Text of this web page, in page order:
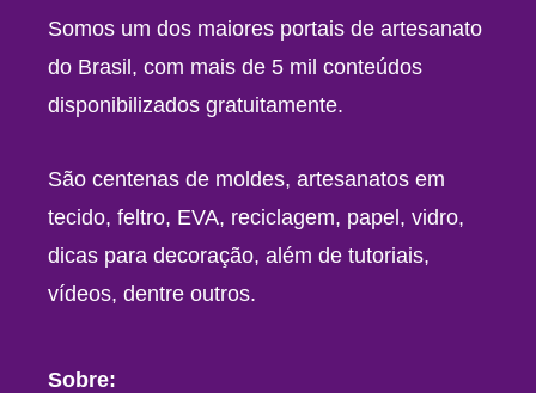
Somos um dos maiores portais de artesanato
do Brasil, com mais de 5 mil conteúdos
disponibilizados gratuitamente.
São centenas de moldes, artesanatos em
tecido, feltro, EVA, reciclagem, papel, vidro,
dicas para decoração, além de tutoriais,
vídeos, dentre outros.
Sobre: